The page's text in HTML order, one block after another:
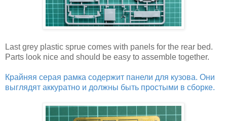
Last grey plastic sprue comes with panels for the rear bed.
Parts look nice and should be easy to assemble together.
Крайняя серая рамка содержит панели для кузова. Они
выглядят аккуратно и должны быть простыми в сборке.